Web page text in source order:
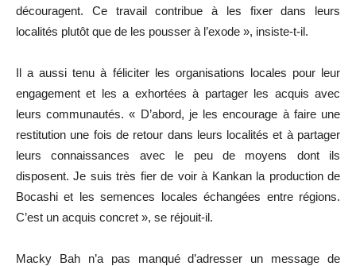
découragent. Ce travail contribue à les fixer dans leurs
localités plutôt que de les pousser à l’exode », insiste-t-il.
Il a aussi tenu à féliciter les organisations locales pour leur
engagement et les a exhortées à partager les acquis avec
leurs communautés. « D’abord, je les encourage à faire une
restitution une fois de retour dans leurs localités et à partager
leurs connaissances avec le peu de moyens dont ils
disposent. Je suis très fier de voir à Kankan la production de
Bocashi et les semences locales échangées entre régions.
C’est un acquis concret », se réjouit-il.
Macky Bah n’a pas manqué d’adresser un message de